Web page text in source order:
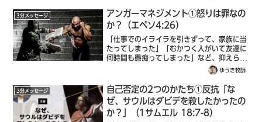
た...
3分メッセージ
アンガーマネジメント①怒りは罪なの
か？（エペソ4:26）
「仕事でのイライラを引きずって、家族に当
たってしまった」「むかつく人がいて友達に
何時間も愚痴ってしまった」など、抑えられ
ない「怒り」に悩んでいる人は多いのでない
でしょうか。私も妻と喧嘩した時に、よくス
イッチが入って怒りが爆発してしまう自分
に...
ゆうき牧師
3分メッセージ
自己否定の2つのかたち①反抗「な
ぜ、サウルはダビデを殺したかったの
か？」（1サムエル 18:7-8）